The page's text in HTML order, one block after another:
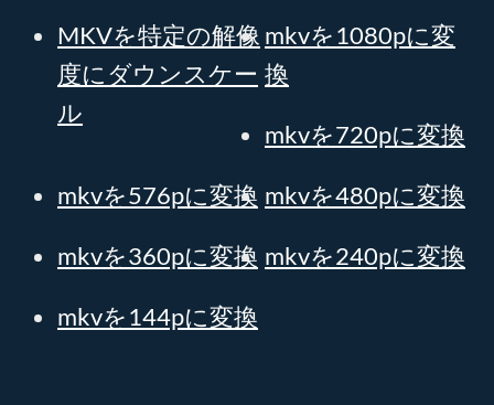
MKVを特定の解像
度にダウンスケー
ル
mkvを1080pに変
換
mkvを720pに変換
mkvを576pに変換 mkvを480pに変換
mkvを360pに変換 mkvを240pに変換
mkvを144pに変換